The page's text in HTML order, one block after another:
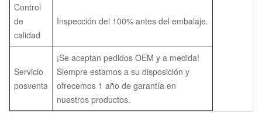
Control
de
calidad
Inspección del 100% antes del embalaje.
Servicio
posventa
¡Se aceptan pedidos OEM y a medida!
Siempre estamos a su disposición y
ofrecemos 1 año de garantía en
nuestros productos.